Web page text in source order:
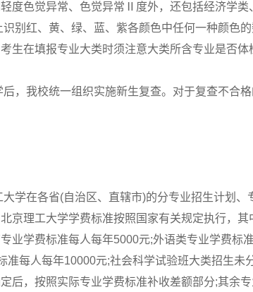
度色觉异常、色觉异常Ⅱ度外，还包括经济学类
别红、黄、绿、蓝、紫各颜色中任何一种颜色
生在填报专业大类时须注意大类所含专业是否体
我校统一组织实施新生复查。对于复查不合格
在各省(自治区、直辖市)的分专业招生计划、
京理工大学学费标准按照国家有关规定执行，
业学费标准每人每年5000元;外语类专业学费标
准每人每年10000元;社会科学试验班大类招生未
后，按照实际专业学费标准补收差额部分;其余